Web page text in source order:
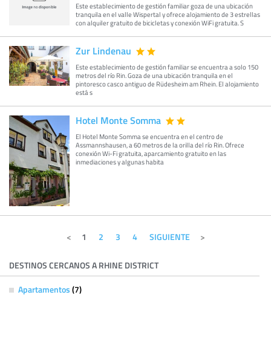
Este establecimiento de gestión familiar goza de una ubicación
tranquila en el valle Wispertal y ofrece alojamiento de 3 estrellas
con alquiler gratuito de bicicletas y conexión WiFi gratuita. S
Zur Lindenau
Este establecimiento de gestión familiar se encuentra a solo 150
metros del río Rin. Goza de una ubicación tranquila en el
pintoresco casco antiguo de Rüdesheim am Rhein. El alojamiento
está s
Hotel Monte Somma
El Hotel Monte Somma se encuentra en el centro de
Assmannshausen, a 60 metros de la orilla del río Rin. Ofrece
conexión Wi-Fi gratuita, aparcamiento gratuito en las
inmediaciones y algunas habita
1 2 3 4 SIGUIENTE
DESTINOS CERCANOS A RHINE DISTRICT
Apartamentos (7)